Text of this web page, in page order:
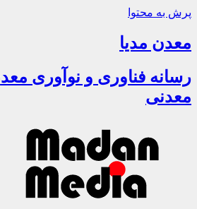
پرش به محتوا
معدن مدیا
رسانه فناوری و نوآوری
معدنی